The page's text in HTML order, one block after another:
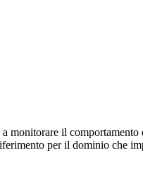
monitorare il comportamento
per il dominio che